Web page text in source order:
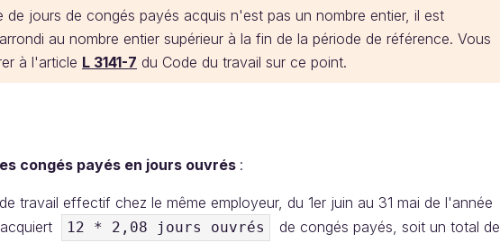
de jours de congés payés acquis n'est pas un nombre entier, il est
au nombre entier supérieur à la fin de la période de référence. Vous
à l'article L 3141-7 du Code du travail sur ce point.
congés payés en jours ouvrés :
travail effectif chez le même employeur, du 1er juin au 31 mai de l'année
12 * 2,08 jours ouvrés
de congés payés, soit un total de